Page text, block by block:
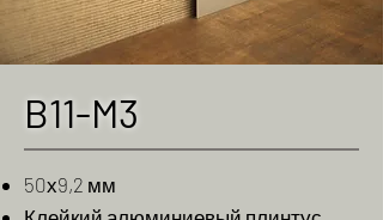
B11-M3
50х9,2 мм